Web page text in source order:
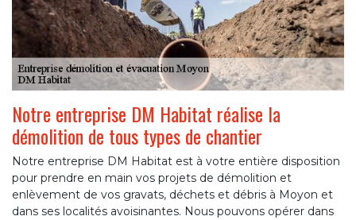
Notre entreprise DM Habitat réalise la
démolition de tous types de chantier
Notre entreprise DM Habitat est à votre entière disposition
pour prendre en main vos projets de démolition et
enlèvement de vos gravats, déchets et débris à Moyon et
dans ses localités avoisinantes. Nous pouvons opérer dans